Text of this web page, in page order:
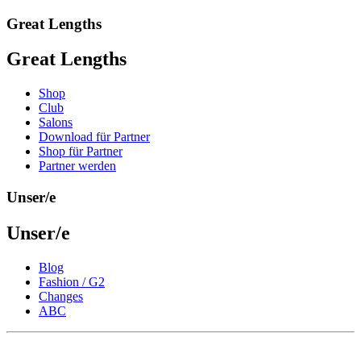
Great Lengths
Great Lengths
Shop
Club
Salons
Download für Partner
Shop für Partner
Partner werden
Unser/e
Unser/e
Blog
Fashion / G2
Changes
ABC